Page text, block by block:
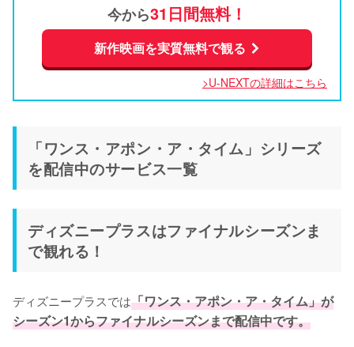
今から31日間無料！
新作映画を実質無料で観る
>U-NEXTの詳細はこちら
「ワンス・アポン・ア・タイム」シリーズ
を配信中のサービス一覧
ディズニープラスはファイナルシーズンま
で観れる！
ディズニープラスでは「ワンス・アポン・ア・タイム」が
シーズン1からファイナルシーズンまで配信中です。